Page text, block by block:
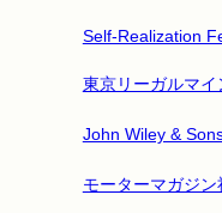
Self-Realization
東京リーガルマイ
John Wiley &
モーターマガジン